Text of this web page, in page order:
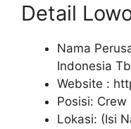
Detail
Nama
Indonesia
Website :
Posisi: Crew
Lokasi: (Isi